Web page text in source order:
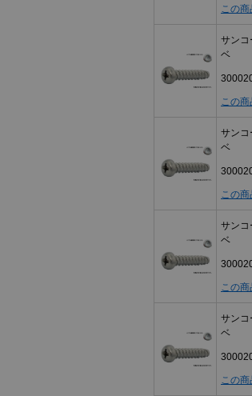
この商
サンコ
ベ
この商
サンコ
ベ
この商
サンコ
ベ
この商
サンコ
ベ
この商